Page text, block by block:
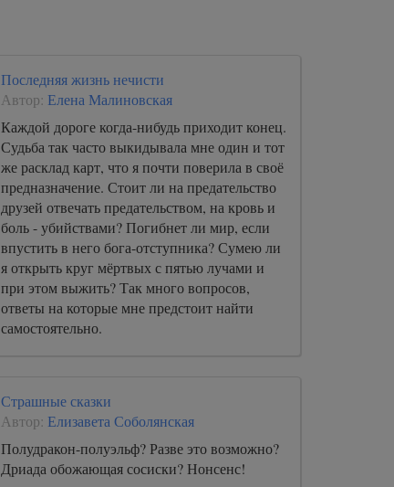
Последняя жизнь нечисти
Автор: Елена Малиновская
Каждой дороге когда-нибудь приходит конец.
Судьба так часто выкидывала мне один и тот
же расклад карт, что я почти поверила в своё
предназначение. Стоит ли на предательство
друзей отвечать предательством, на кровь и
боль - убийствами? Погибнет ли мир, если
впустить в него бога-отступника? Сумею ли
я открыть круг мёртвых с пятью лучами и
при этом выжить? Так много вопросов,
ответы на которые мне предстоит найти
самостоятельно.
Страшные сказки
Автор: Елизавета Соболянская
Полудракон-полуэльф? Разве это возможно?
Дриада обожающая сосиски? Нонсенс!